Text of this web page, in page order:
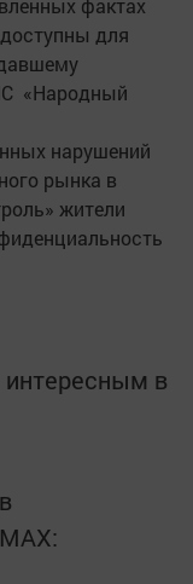
фактах
для
«Народный
нарушений
рынка в
жители
в